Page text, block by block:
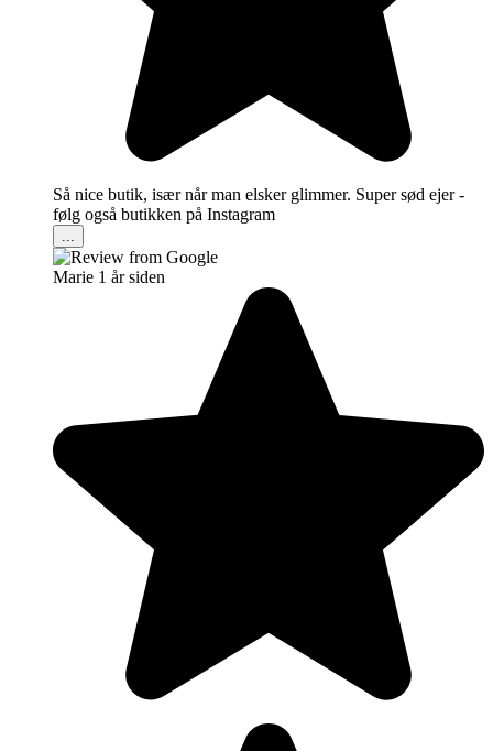
Så nice butik, især når man elsker glimmer. Super sød ejer -
følg også butikken på Instagram
...
Marie 1 år siden